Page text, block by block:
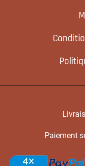
Paiement